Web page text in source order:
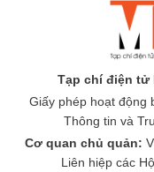
Tạp chí điện tử
Giấy phép hoạt động
Thông tin và
Cơ quan chủ quản:
Liên hiệp các